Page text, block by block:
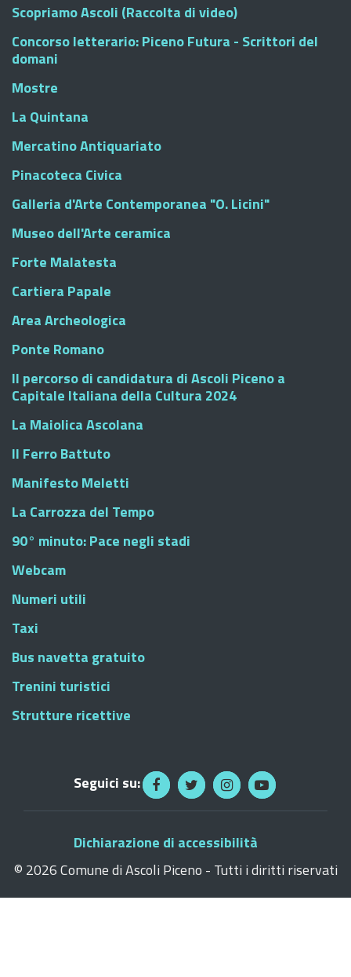
Scopriamo Ascoli (Raccolta di video)
Concorso letterario: Piceno Futura - Scrittori del
domani
Mostre
La Quintana
Mercatino Antiquariato
Pinacoteca Civica
Galleria d'Arte Contemporanea "O. Licini"
Museo dell'Arte ceramica
Forte Malatesta
Cartiera Papale
Area Archeologica
Ponte Romano
Il percorso di candidatura di Ascoli Piceno a
Capitale Italiana della Cultura 2024
La Maiolica Ascolana
Il Ferro Battuto
Manifesto Meletti
La Carrozza del Tempo
90° minuto: Pace negli stadi
Webcam
Numeri utili
Taxi
Bus navetta gratuito
Trenini turistici
Strutture ricettive
Seguici su:
Dichiarazione di accessibilità
© 2026 Comune di Ascoli Piceno - Tutti i diritti riservati